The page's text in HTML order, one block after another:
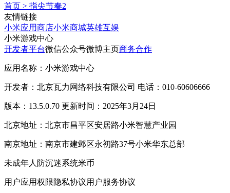
首页 > 指尖节奏2
友情链接
小米应用商店小米商城英雄互娱
小米游戏中心
开发者平台微信公众号微博主页商务合作
应用名称：小米游戏中心
开发者：北京瓦力网络科技有限公司 电话：010-60606666
版本：13.5.0.70 更新时间：2025年3月24日
北京地址：北京市昌平区安居路小米智慧产业园
南京地址：南京市建邺区永初路37号小米华东总部
未成年人防沉迷系统米币
用户应用权限隐私协议用户服务协议